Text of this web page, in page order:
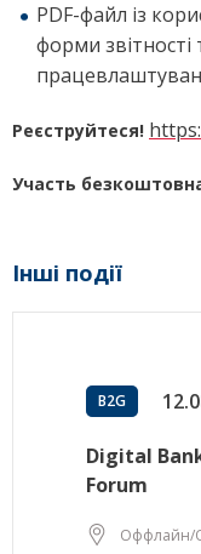
PDF-файл із
форми
Реєструйтеся!
Участь
Інші події
B2G
Digital
Forum
Оффлайн/